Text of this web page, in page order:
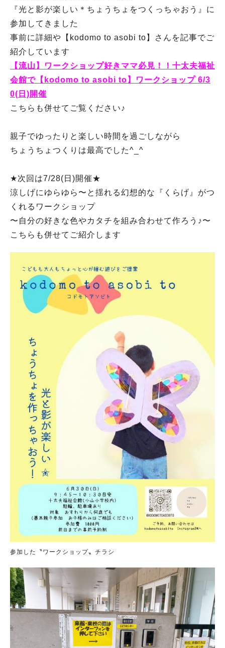
『光と影が楽しい＊ちょうちょをつくっちゃおう』に
参加してきました
事前に詳細や【kodomo to asobi to】さんを記事でご
紹介しています
【流山】ワークショップ好きママ必見！！十太夫福祉
会館で【kodomo to asobi to】ワークショップ 6/3
0(日)開催
こちらも併せてご覧ください♪
親子でゆったりと楽しい時間を過ごしながら
ちょうちょつくりは最高でした^_^
★次回は7/28(日)開催★
涼しげにゆらゆら〜と揺れる幻想的な『くらげ』がつ
くれるワークショップ
〜自分の好きな色やカタチを組み合わせて作ろう♪〜
こちらも併せてご紹介します
参加した〝ワークショップ〟チラシ